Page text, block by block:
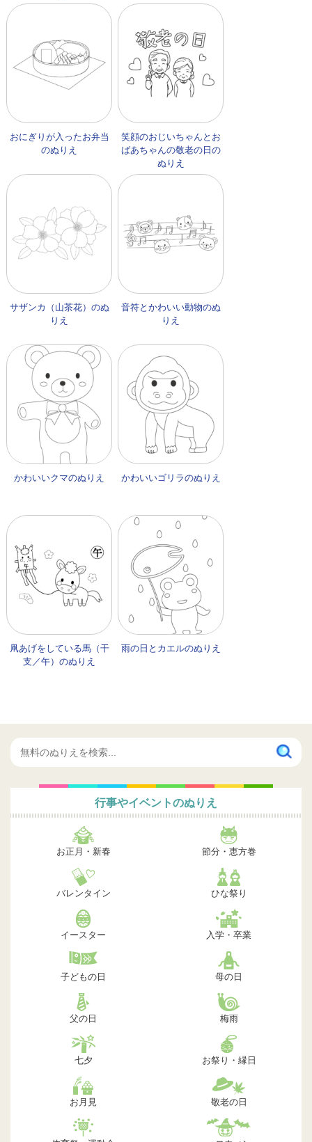
おにぎりが入ったお弁当
のぬりえ
笑顔のおじいちゃんとお
ばあちゃんの敬老の日の
ぬりえ
サザンカ（山茶花）のぬ
りえ
音符とかわいい動物のぬ
りえ
かわいいクマのぬりえ かわいいゴリラのぬりえ
凧あげをしている馬（干
支／午）のぬりえ
雨の日とカエルのぬりえ
行事やイベントのぬりえ
お正月・新春 節分・恵方巻
バレンタイン ひな祭り
イースター 入学・卒業
子どもの日 母の日
父の日 梅雨
七夕 お祭り・縁日
お月見 敬老の日